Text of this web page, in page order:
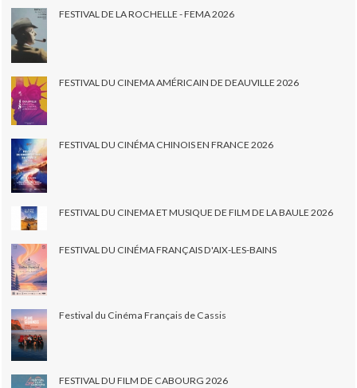
FESTIVAL DE LA ROCHELLE - FEMA 2026
FESTIVAL DU CINEMA AMÉRICAIN DE DEAUVILLE 2026
FESTIVAL DU CINÉMA CHINOIS EN FRANCE 2026
FESTIVAL DU CINEMA ET MUSIQUE DE FILM DE LA BAULE 2026
FESTIVAL DU CINÉMA FRANÇAIS D'AIX-LES-BAINS
Festival du Cinéma Français de Cassis
FESTIVAL DU FILM DE CABOURG 2026